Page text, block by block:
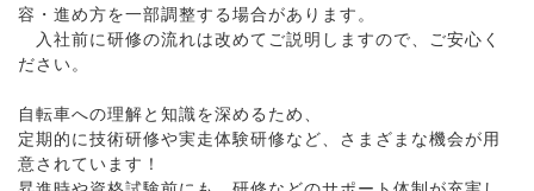
容・進め方を一部調整する場合があります。
入社前に研修の流れは改めてご説明しますので、ご安心く
ださい。
自転車への理解と知識を深めるため、
定期的に技術研修や実走体験研修など、さまざまな機会が用
意されています！